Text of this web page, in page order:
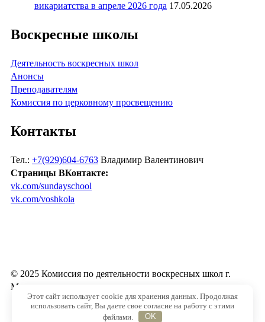
викариатства в апреле 2026 года 17.05.2026
Воскресные школы
Деятельность воскресных школ
Анонсы
Преподавателям
Комиссия по церковному просвещению
Контакты
Тел.: +7(929)604-6763 Владимир Валентинович
Страницы ВКонтакте:
vk.com/sundayschool
vk.com/voshkola
© 2025 Комиссия по деятельности воскресных школ г.
Москвы
Этот сайт использует cookie для хранения данных. Продолжая
использовать сайт, Вы даете свое согласие на работу с этими
файлами.
OK